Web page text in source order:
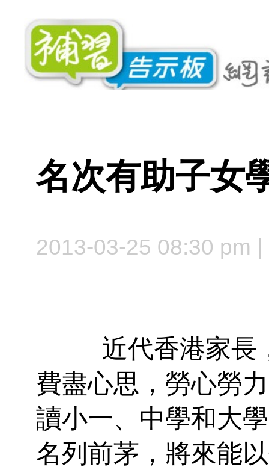
名次有助子女
2013-03-25 08:30 pm
近代香港家長
費盡心思，勞心勞
讀小一、中學和大
名列前茅，將來能